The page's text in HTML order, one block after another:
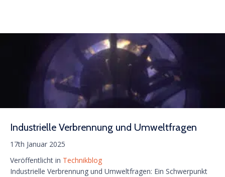
Industrielle Verbrennung und Umweltfragen
17th Januar 2025
Veröffentlicht in Technikblog
Industrielle Verbrennung und Umweltfragen: Ein Schwerpunkt